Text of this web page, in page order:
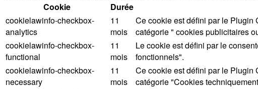
Cookie Durée
cookielawinfo-checkbox-
analytics
11
mois
Ce cookie est défini par le Plugin
catégorie " cookies publicitaires
cookielawinfo-checkbox-
functional
11
mois
Le cookie est défini par le
fonctionnels".
cookielawinfo-checkbox-
necessary
11
mois
Ce cookie est défini par le Plugin
catégorie "Cookies